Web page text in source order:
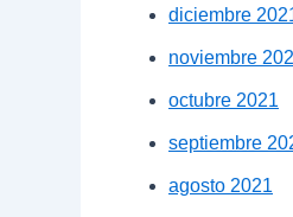
diciembre
noviembre
octubre 2021
septiembre
agosto 2021